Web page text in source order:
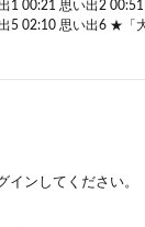
1 00:21 思い出2
5 02:10 思い出6 ★「
イン してください。